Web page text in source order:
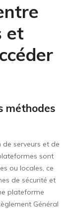
et
méthodes
de serveurs et de
sont
ou locales, ce
de sécurité et
plateforme
Général